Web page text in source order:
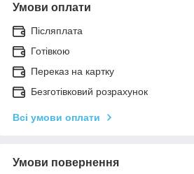
Умови оплати
Післяплата
Готівкою
Переказ на картку
Безготівковий розрахунок
Всі умови оплати
Умови повернення